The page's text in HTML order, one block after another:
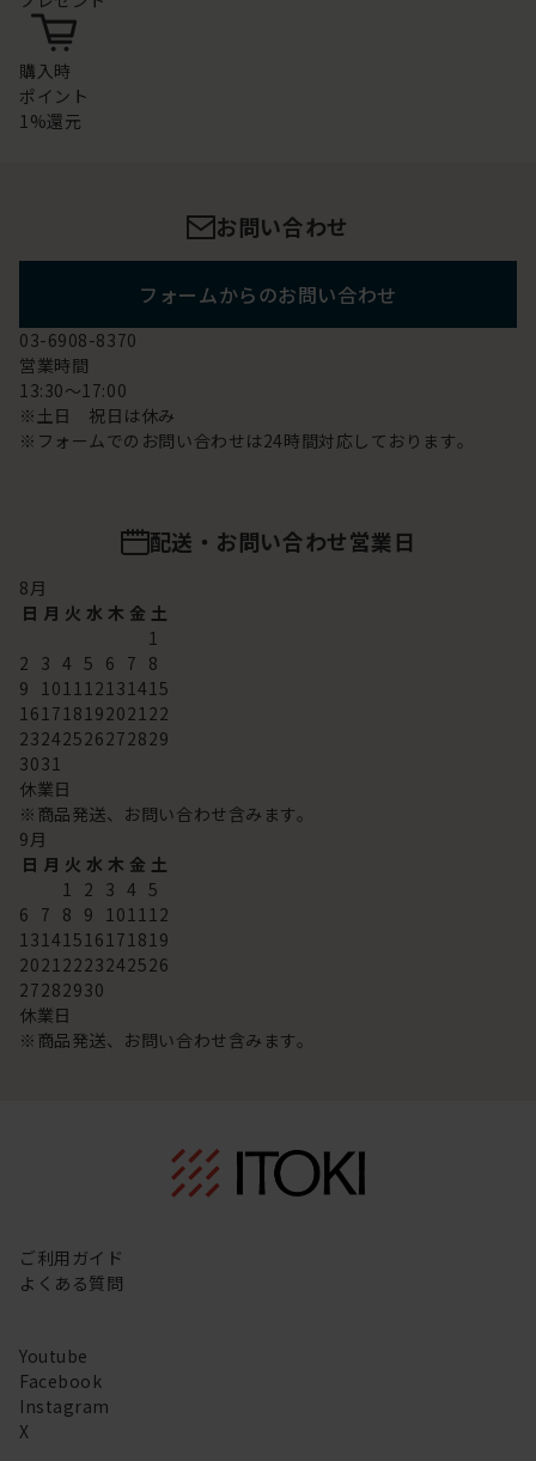
購入時
ポイント
1%還元
お問い合わせ
フォームからのお問い合わせ
03-6908-8370
営業時間
13:30～17:00
※土日 祝日は休み
※フォームでのお問い合わせは24時間対応しております。
配送・お問い合わせ営業日
8月
日 月 火 水 木 金 土
1
2 3 4 5 6 7 8
9 101112131415
16171819202122
23242526272829
3031
休業日
※商品発送、お問い合わせ含みます。
9月
日 月 火 水 木 金 土
1 2 3 4 5
6 7 8 9 101112
13141516171819
20212223242526
27282930
休業日
※商品発送、お問い合わせ含みます。
ご利用ガイド
よくある質問
Youtube
Facebook
Instagram
X